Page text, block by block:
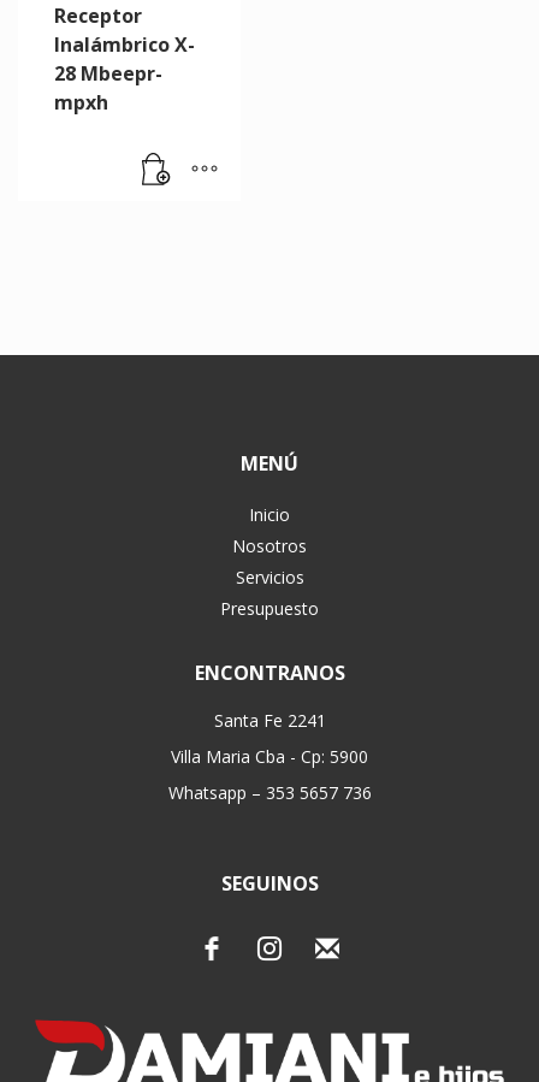
Receptor
Inalámbrico X-
28 Mbeepr-
mpxh
MENÚ
Inicio
Nosotros
Servicios
Presupuesto
ENCONTRANOS
Santa Fe 2241
Villa Maria Cba - Cp: 5900
Whatsapp – 353 5657 736
SEGUINOS